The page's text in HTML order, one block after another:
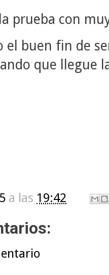
prueba con
el buen fin de
que llegue
a las 19:42